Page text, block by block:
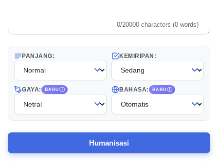
0/20000 characters (0 words)
PANJANG: KEMIRIPAN:
GAYA: BARU BAHASA: BARU
Humanisasi